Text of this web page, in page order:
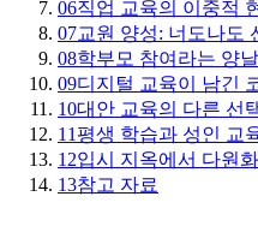
06직업 교육의 이중적
07교원 양성: 너도나도
08학부모 참여라는 양
09디지털 교육이 남긴
10대안 교육의 다른 선
11평생 학습과 성인 교
12입시 지옥에서 다원
13참고 자료